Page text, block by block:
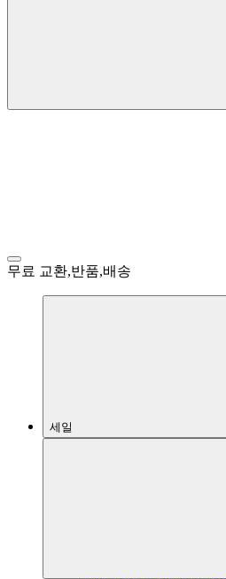
무료 교환,반품,배송
세일